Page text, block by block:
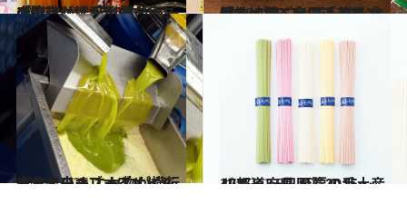
2015.10.5
店内には懐かしのグッズや雑誌が！ 昭和歌謡バー「歌京」は圧倒的な癒しの店
グルメ 2016.7.25
個性に驚く全国「メロンパン」BEST6 形も味も食感も地域ごとに千差万別！
グルメ
2015.10.26
あなたのオリーブオイルは大丈夫？ ニセ物が横行するオリーブオイルビジネス
グルメ 2015.12.5
47都道府県 至福の手土産リスト ～四国篇2015～
グルメ